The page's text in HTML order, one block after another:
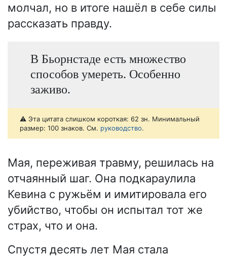
молчал, но в итоге нашёл в себе силы
рассказать правду.
В Бьорнстаде есть множество
способов умереть. Особенно
заживо.
⚠️ Эта цитата слишком короткая: 62 зн. Минимальный
размер: 100 знаков. См. руководство.
Мая, переживая травму, решилась на
отчаянный шаг. Она подкараулила
Кевина с ружьём и имитировала его
убийство, чтобы он испытал тот же
страх, что и она.
Спустя десять лет Мая стала